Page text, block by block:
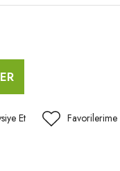
Et